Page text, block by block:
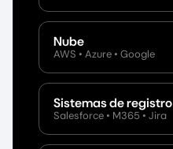
Nube
AWS • Azure • Google
Sistemas de registro
Salesforce • M365 • Jira